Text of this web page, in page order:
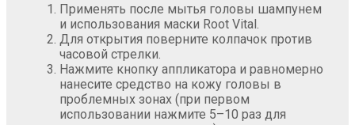
Применять после мытья головы шампунем
и использования маски Root Vital.
Для открытия поверните колпачок против
часовой стрелки.
Нажмите кнопку аппликатора и равномерно
нанесите средство на кожу головы в
проблемных зонах (при первом
использовании нажмите 5–10 раз для